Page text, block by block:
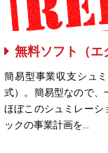
無料ソフト（エ
簡易型事業収支シュ
式）。簡易型なので、
ほぼこのシュミレーシ
ックの事業計画を...